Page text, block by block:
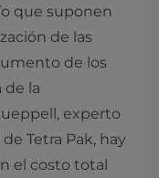
que suponen
de las
de los
de la
experto
Tetra Pak, hay
el costo total